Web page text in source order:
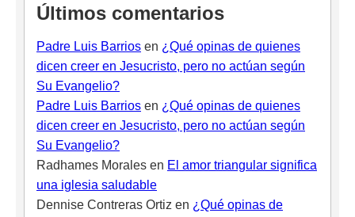
Últimos comentarios
Padre Luis Barrios en ¿Qué opinas de quienes
dicen creer en Jesucristo, pero no actúan según
Su Evangelio?
Padre Luis Barrios en ¿Qué opinas de quienes
dicen creer en Jesucristo, pero no actúan según
Su Evangelio?
Radhames Morales en El amor triangular significa
una iglesia saludable
Dennise Contreras Ortiz en ¿Qué opinas de